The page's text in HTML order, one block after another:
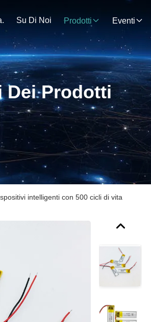
Su Di Noi Prodotti Eventi
Dei Prodotti
intelligenti con 500 cicli di vita